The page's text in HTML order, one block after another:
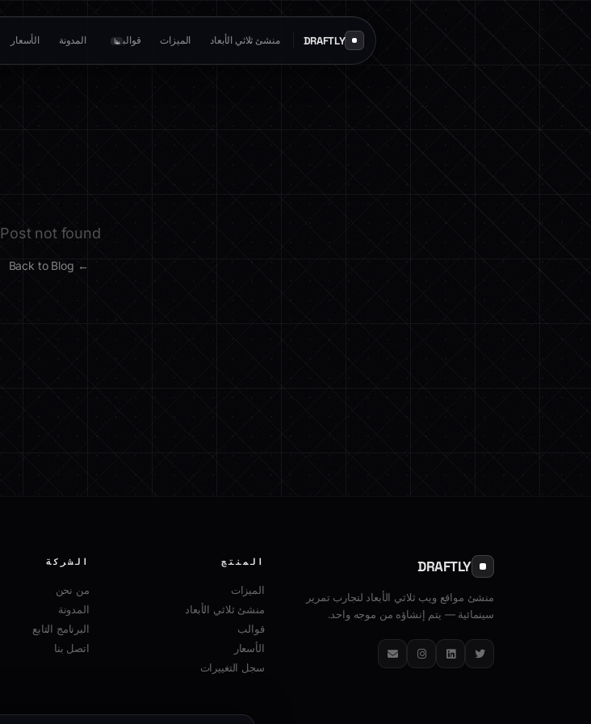
DRAFTLY منشئ ثلاثي الأبعاد الميزات قوالب بيتا المدونة الأسعار
Post not found.
← Back to Blog
DRAFTLY
منشئ مواقع ويب ثلاثي الأبعاد لتجارب تمرير
سينمائية — يتم إنشاؤه من موجه واحد.
تويتر لينكدإنإنستغرامالبريد الإلكتروني
المنتج
الميزات
منشئ ثلاثي الأبعاد
قوالب
الأسعار
سجل التغييرات
الشركة
من نحن
المدونة
البرنامج التابع
اتصل بنا